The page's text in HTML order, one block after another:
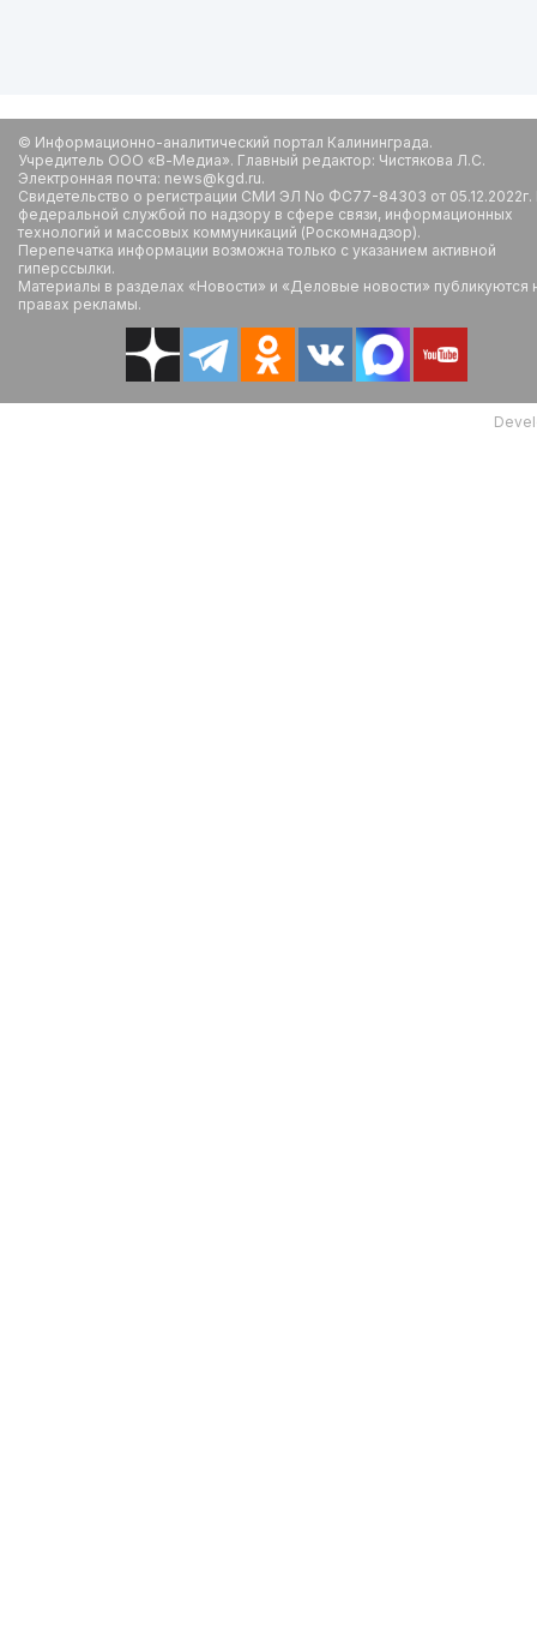
© Информационно-аналитический портал Калининграда.
Учредитель ООО «В-Медиа». Главный редактор: Чистякова Л.С.
Электронная почта: news@kgd.ru.
Свидетельство о регистрации СМИ ЭЛ No ФС77-84303 от
федеральной службой по надзору в сфере связи, информационных
технологий и массовых коммуникаций (Роскомнадзор).
Перепечатка информации возможна только с указанием активной
гиперссылки.
Материалы в разделах «Новости» и «Деловые новости» публикуются
правах рекламы.